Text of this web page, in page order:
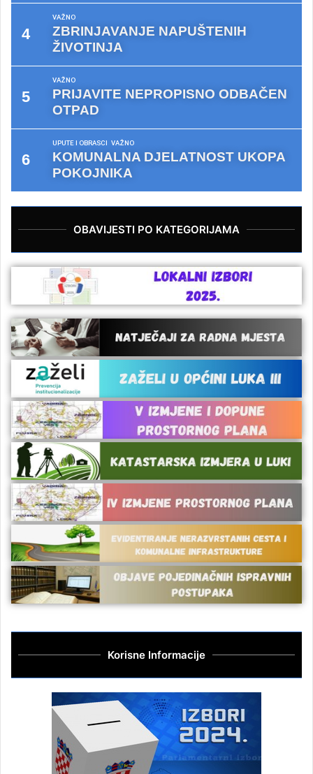
VAŽNO
ZBRINJAVANJE NAPUŠTENIH
ŽIVOTINJA
VAŽNO
PRIJAVITE NEPROPISNO ODBAČEN
OTPAD
UPUTE I OBRASCI VAŽNO
KOMUNALNA DJELATNOST UKOPA
POKOJNIKA
OBAVIJESTI PO KATEGORIJAMA
Korisne Informacije